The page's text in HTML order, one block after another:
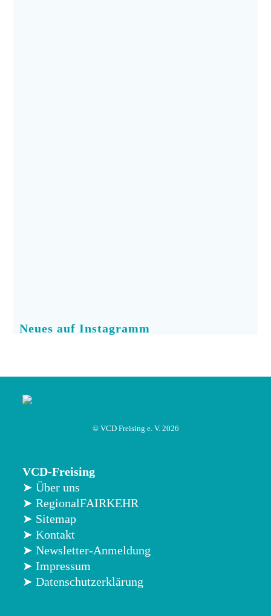
Neues auf Instagramm
© VCD Freising e. V. 2026
VCD-Freising
➤ Über uns
➤ RegionalFAIRKEHR
➤ Sitemap
➤ Kontakt
➤ Newsletter-Anmeldung
➤ Impressum
➤ Datenschutzerklärung